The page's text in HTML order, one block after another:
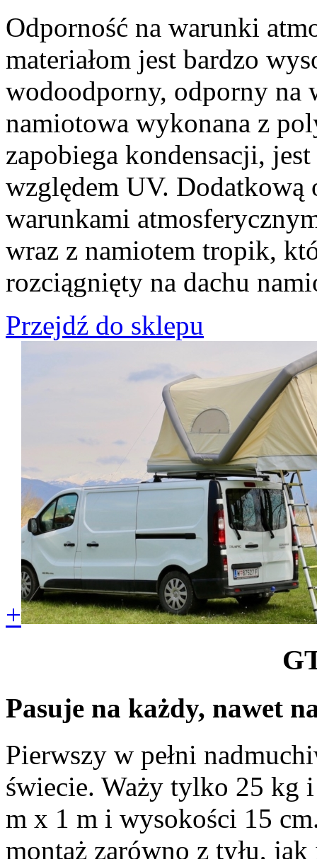
Odporność na warunki
materiałom jest bardzo
wodoodporny, odporny na
namiotowa wykonana z
zapobiega kondensacji,
względem UV. Dodatkową
warunkami
wraz z namiotem tropik,
rozciągnięty na dachu
Przejdź do sklepu
+
Pasuje na każdy, nawet
Pierwszy w pełni
świecie. Waży tylko 25 kg
m x 1 m i wysokości 15
montaż zarówno z tyłu,